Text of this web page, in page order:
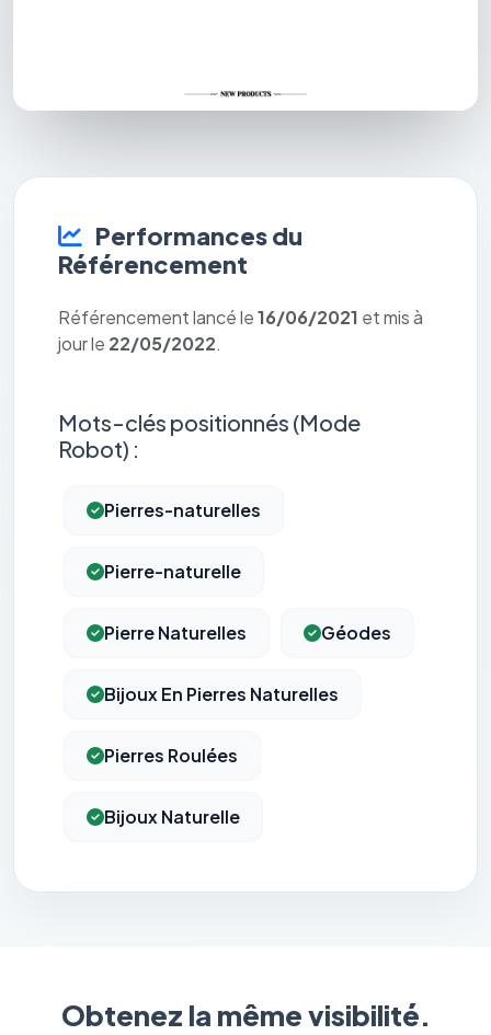
Performances du
Référencement
Référencement lancé le16/06/2021 et mis à
jour le 22/05/2022.
Mots-clés positionnés (Mode
Robot) :
Pierres-naturelles
Pierre-naturelle
Pierre Naturelles Géodes
Bijoux En Pierres Naturelles
Pierres Roulées
Bijoux Naturelle
Obtenez la même visibilité.